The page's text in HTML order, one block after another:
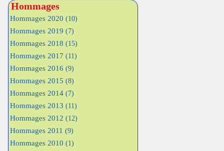
Hommages
Hommages 2020 (10)
Hommages 2019 (7)
Hommages 2018 (15)
Hommages 2017 (11)
Hommages 2016 (9)
Hommages 2015 (8)
Hommages 2014 (7)
Hommages 2013 (11)
Hommages 2012 (12)
Hommages 2011 (9)
Hommages 2010 (1)